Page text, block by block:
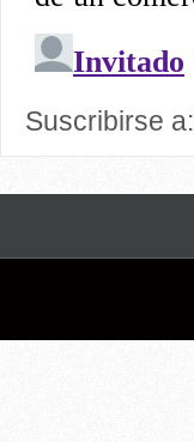
Suscribirse a: